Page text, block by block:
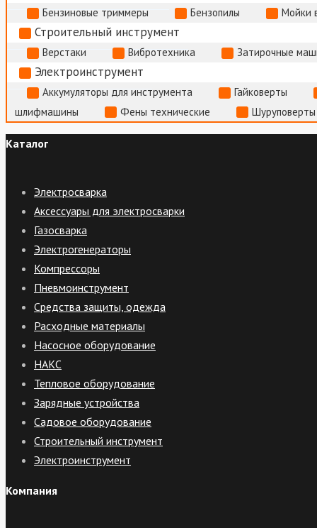
Бензиновые триммеры Бензопилы Мойки
Строительный инструмент
Верстаки Вибротехника Затирочные
Электроинструмент
Аккумуляторы для инструмента
Гайковерты
шлифмашины
Фены технические
Каталог
Электросварка
Аксессуары для электросварки
Газосварка
Электрогенераторы
Компрессоры
Пневмоинструмент
Средства защиты, одежда
Расходные материалы
Насосное оборудование
НАКС
Тепловое оборудование
Зарядные устройства
Садовое оборудование
Строительный инструмент
Электроинструмент
Компания